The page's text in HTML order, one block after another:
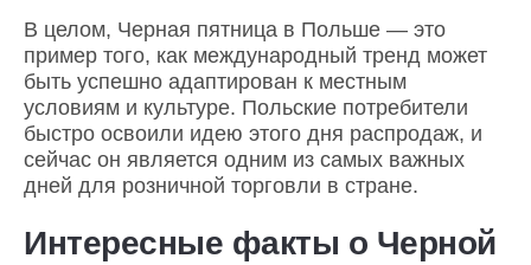
В целом, Черная пятница в Польше — это
пример того, как международный тренд может
быть успешно адаптирован к местным
условиям и культуре. Польские потребители
быстро освоили идею этого дня распродаж, и
сейчас он является одним из самых важных
дней для розничной торговли в стране.
Интересные факты о Черной